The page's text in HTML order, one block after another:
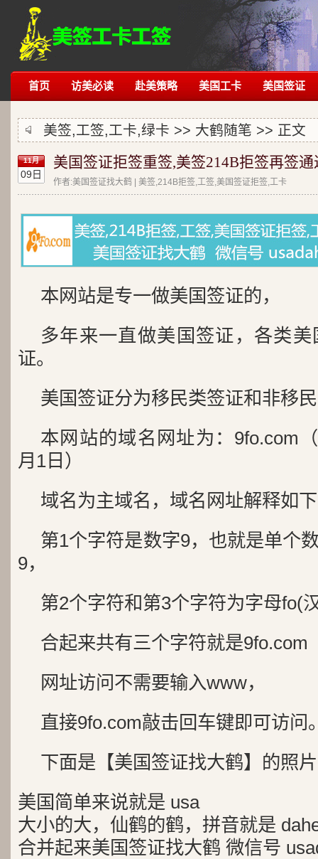
首页 访美必读 赴美策略 美国工卡 美国签证
美签,工签,工卡,绿卡 >> 大鹤随笔 >> 正文
11月
09日
美国签证拒签重签,美签214B拒签再签通
作者:美国签证找大鹤 | 美签,214B拒签,工签,美国签证拒签,工卡
本网站是专一做美国签证的，
多年来一直做美国签证，各类
证。
美国签证分为移民类签证和非移
本网站的域名网址为：9fo.com
月1日）
域名为主域名，域名网址解释如
第1个字符是数字9，也就是单个
9，
第2个字符和第3个字符为字母fo(
合起来共有三个字符就是9fo.com
网址访问不需要输入www，
直接9fo.com敲击回车键即可访问
下面是【美国签证找大鹤】的照片
美国简单来说就是 usa
大小的大，仙鹤的鹤，拼音就是
合并起来美国签证找大鹤 微信号